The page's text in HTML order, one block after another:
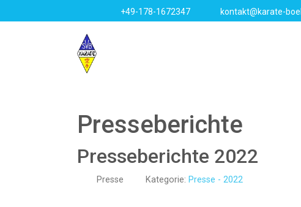
+49-178-1672347 kontakt@karate-
Presseberichte
Presseberichte 2022
Presse Kategorie: Presse - 2022